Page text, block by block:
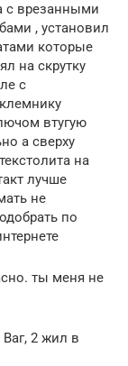
с врезанными
, установил
которые
на скрутку
с
втугую
а сверху
на
лучше
не
по
ты меня не
2 жил в